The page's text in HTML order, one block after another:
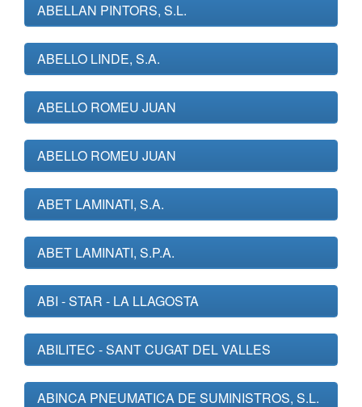
ABELLAN PINTORS, S.L.
ABELLO LINDE, S.A.
ABELLO ROMEU JUAN
ABELLO ROMEU JUAN
ABET LAMINATI, S.A.
ABET LAMINATI, S.P.A.
ABI - STAR - LA LLAGOSTA
ABILITEC - SANT CUGAT DEL VALLES
ABINCA PNEUMATICA DE SUMINISTROS, S.L.